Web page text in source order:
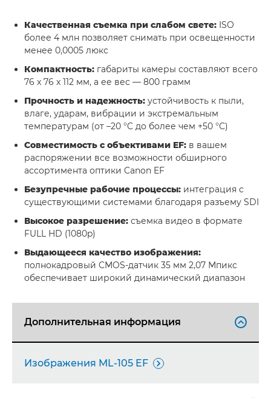
Качественная съемка при слабом свете: ISO
более 4 млн позволяет снимать при освещенности
менее 0,0005 люкс
Компактность: габариты камеры составляют всего
76 x 76 x 112 мм, а ее вес — 800 грамм
Прочность и надежность: устойчивость к пыли,
влаге, ударам, вибрации и экстремальным
температурам (от –20 °C до более чем +50 °С)
Совместимость с объективами EF: в вашем
распоряжении все возможности обширного
ассортимента оптики Canon EF
Безупречные рабочие процессы: интеграция с
существующими системами благодаря разъему SDI
Высокое разрешение: съемка видео в формате
FULL HD (1080p)
Выдающееся качество изображения:
полнокадровый CMOS-датчик 35 мм 2,07 Мпикс
обеспечивает широкий динамический диапазон
Дополнительная информация 
Изображения ML-105 EF 